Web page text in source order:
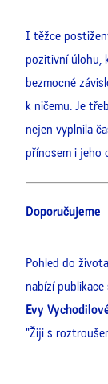
I těžce
pozitivní úlohu,
bezmocné
k ničemu. Je
nejen vyplnila
přínosem i jeho
Doporučujeme
Pohled do
nabízí publikace
Evy
"Žiji s